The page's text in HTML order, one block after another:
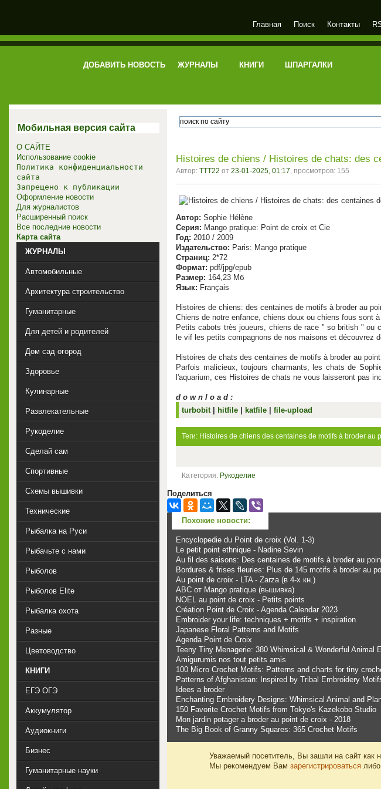
электронная библиотека
Главная Поиск Контакты
ДОБАВИТЬ НОВОСТЬ ЖУРНАЛЫ КНИГИ ШПАРГАЛКИ
Histoires de chiens / Histoires de chats: des
Автор: TTT22 от 23-01-2025, 01:17, просмотров: 155
Автор: Sophie Hélène
Серия: Mango pratique: Point de croix et Cie
Год: 2010 / 2009
Издательство: Paris: Mango pratique
Страниц: 2*72
Формат: pdf/jpg/epub
Размер: 164,23 Мб
Язык: Français
Histoires de chiens: des centaines de motifs à broder au
Chiens de notre enfance, chiens doux ou chiens fous sont
Petits cabots très joueurs, chiens de race " so british " ou
le vif les petits compagnons de nos maisons et découvrez
Histoires de chats des centaines de motifs à broder au
Parfois malicieux, toujours charmants, les chats de
l'aquarium, ces Histoires de chats ne vous laisseront pas
d o w n l o a d :
turbobit
hitfile katfile file-upload
Теги: Histoires de chiens des centaines de motifs à broder au
Категория: Рукоделие
Поделиться
Похожие новости:
Encyclopedie du Point de croix (Vol. 1-3)
Le petit point ethnique - Nadine Sevin
Au fil des saisons: Des centaines de motifs à broder au
Bordures & frises fleuries: Plus de 145 motifs à broder au
Au point de croix - LTA - Zarza (в 4-х кн.)
ABC от Mango pratique (вышивка)
NOEL au point de croix - Petits points
Création Point de Croix - Agenda Calendar 2023
Embroider your life: techniques + motifs + inspiration
Japanese Floral Patterns and Motifs
Agenda Point de Croix
Teeny Tiny Menagerie: 380 Whimsical & Wonderful Animal
Amigurumis nos tout petits amis
100 Micro Crochet Motifs: Patterns and charts for tiny
Patterns of Afghanistan: Inspired by Tribal Embroidery
Idees a broder
Enchanting Embroidery Designs: Whimsical Animal and
150 Favorite Crochet Motifs from Tokyo's Kazekobo Studio
Mon jardin potager a broder au point de croix - 2018
The Big Book of Granny Squares: 365 Crochet Motifs
Уважаемый посетитель, Вы зашли на сайт как
Мы рекомендуем Вам зарегистрироваться
Мобильная версия сайта
О САЙТЕ
Использование cookie
Политика конфиденциальности
сайта
Запрещено к публикации
Оформление новости
Для журналистов
Расширенный поиск
Все последние новости
Карта сайта
ЖУРНАЛЫ
Автомобильные
Архитектура строительство
Гуманитарные
Для детей и родителей
Дом сад огород
Здоровье
Кулинарные
Развлекательные
Рукоделие
Сделай сам
Спортивные
Схемы вышивки
Технические
Рыбалка на Руси
Рыбачьте с нами
Рыболов
Рыболов Elite
Рыбалка охота
Разные
Цветоводство
КНИГИ
ЕГЭ ОГЭ
Аккумулятор
Аудиокниги
Бизнес
Гуманитарные науки